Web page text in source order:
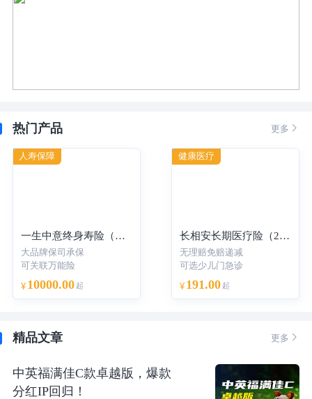
热门产品 更多 
一生中意终身寿险（分红型）-年交
大品牌保司承保
可关联万能险
¥ 10000.00 起
人寿保障
长相安长期医疗险（20年保证续保）—个人版
无理赔免赔递减
可选少儿门急诊
¥ 191.00 起
健康医疗
精品文章 更多 
中英福满佳C款卓越版，爆款
分红IP回归！